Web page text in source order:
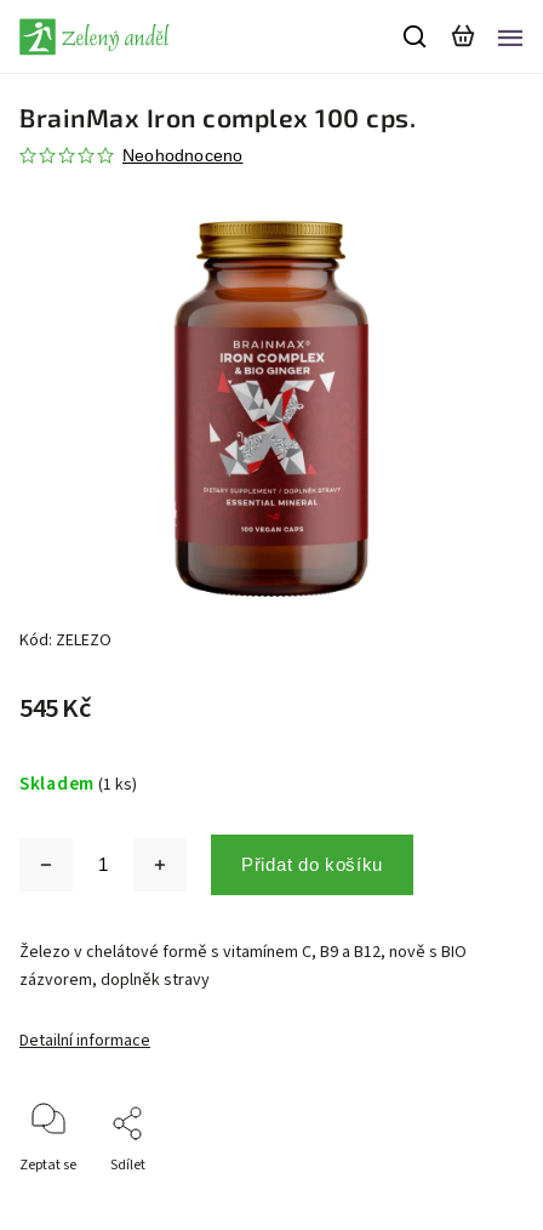
BrainMax Iron complex 100 cps.
Neohodnoceno
Kód: ZELEZO
545 Kč
Skladem (1 ks)
Přidat do košíku
Železo v chelátové formě s vitamínem C, B9 a B12, nově s BIO
zázvorem, doplněk stravy
Detailní informace
Zeptat se Sdílet